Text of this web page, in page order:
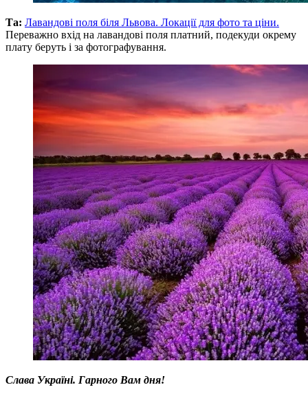
Та: Лавандові поля біля Львова. Локації для фото та ціни.
Переважно вхід на лавандові поля платний, подекуди окрему
плату беруть і за фотографування.
Слава Україні. Гарного Вам дня!